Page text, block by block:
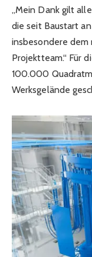
„Mein Dank gilt
die seit Baustart
insbesondere dem
Projektteam.“ Für
100.000
Werksgelände